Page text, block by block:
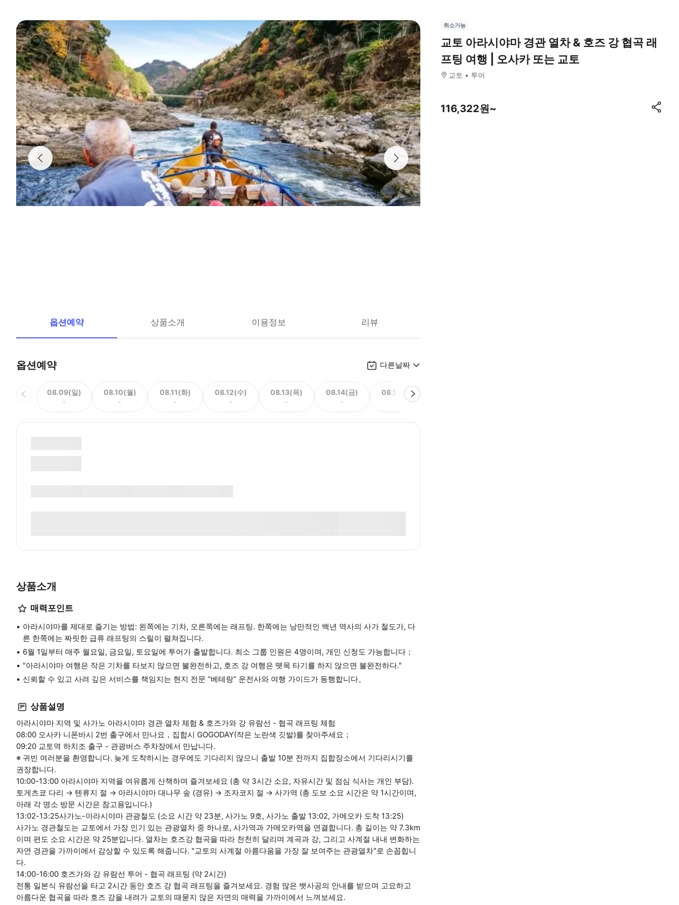
옵션예약 상품소개 이용정보 리뷰
옵션예약 다른날짜
08.09(일)
-
08.10(월)
-
08.11(화)
-
08.12(수)
-
08.13(목)
-
08.14(금)
-
08.15(토)
상품소개
매력포인트
아라시야마를 제대로 즐기는 방법: 왼쪽에는 기차, 오른쪽에는 래프팅. 한쪽에는 낭만적인 백년 역사의 사가 철도가, 다
른 한쪽에는 짜릿한 급류 래프팅의 스릴이 펼쳐집니다.
6월 1일부터 매주 월요일, 금요일, 토요일에 투어가 출발합니다. 최소 그룹 인원은 4명이며, 개인 신청도 가능합니다；
"아라시야마 여행은 작은 기차를 타보지 않으면 불완전하고, 호즈 강 여행은 뗏목 타기를 하지 않으면 불완전하다."
신뢰할 수 있고 사려 깊은 서비스를 책임지는 현지 전문 “베테랑” 운전사와 여행 가이드가 동행합니다。
상품설명
아라시야마 지역 및 사가노 아라시야마 경관 열차 체험 & 호즈가와 강 유람선 - 협곡 래프팅 체험
08:00 오사카 니폰바시 2번 출구에서 만나요，집합시 GOGODAY(작은 노란색 깃발)를 찾아주세요；
09:20 교토역 하치조 출구 - 관광버스 주차장에서 만납니다.
※ 귀빈 여러분을 환영합니다. 늦게 도착하시는 경우에도 기다리지 않으니 출발 10분 전까지 집합장소에서 기다리시기를
권장합니다.
10:00-13:00 아라시야마 지역을 여유롭게 산책하며 즐겨보세요 (총 약 3시간 소요, 자유시간 및 점심 식사는 개인 부담).
토게츠쿄 다리 → 텐류지 절 → 아라시야마 대나무 숲 (경유) → 조자코지 절 → 사가역 (총 도보 소요 시간은 약 1시간이며,
아래 각 명소 방문 시간은 참고용입니다.)
13:02-13:25사가노-아라시야마 관광철도 (소요 시간 약 23분, 사가노 9호, 사가노 출발 13:02, 가메오카 도착 13:25)
사가노 경관철도는 교토에서 가장 인기 있는 관광열차 중 하나로, 사가역과 가메오카역을 연결합니다. 총 길이는 약 7.3km
이며 편도 소요 시간은 약 25분입니다. 열차는 호즈강 협곡을 따라 천천히 달리며 계곡과 강, 그리고 사계절 내내 변화하는
자연 경관을 가까이에서 감상할 수 있도록 해줍니다. "교토의 사계절 아름다움을 가장 잘 보여주는 관광열차"로 손꼽힙니
다.
14:00-16:00 호즈가와 강 유람선 투어 - 협곡 래프팅 (약 2시간)
전통 일본식 유람선을 타고 2시간 동안 호즈 강 협곡 래프팅을 즐겨보세요. 경험 많은 뱃사공의 안내를 받으며 고요하고
아름다운 협곡을 따라 호즈 강을 내려가 교토의 때묻지 않은 자연의 매력을 가까이에서 느껴보세요.
취소가능
교토 아라시야마 경관 열차 & 호즈 강 협곡 래
프팅 여행 | 오사카 또는 교토
교토 투어
116,322원~